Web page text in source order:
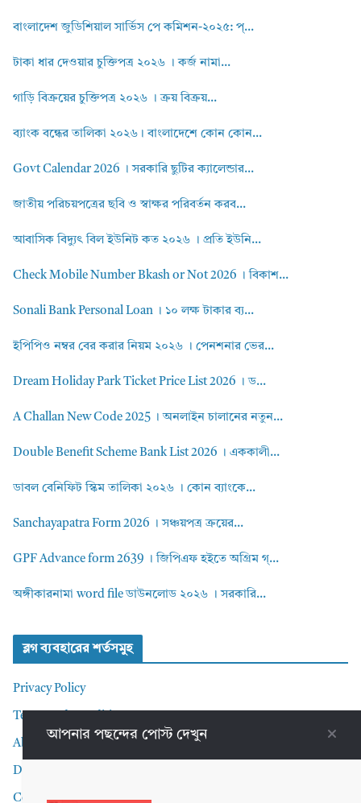
বাংলাদেশ জুডিশিয়াল সার্ভিস পে কমিশন-২০২৫: প্...
টাকা ধার দেওয়ার চুক্তিপত্র ২০২৬ । কর্জ নামা...
গাড়ি বিক্রয়ের চুক্তিপত্র ২০২৬ । ক্রয় বিক্রয়...
ব্যাংক বন্ধের তালিকা ২০২৬। বাংলাদেশে কোন কোন...
Govt Calendar 2026 । সরকারি ছুটির ক্যালেন্ডার...
জাতীয় পরিচয়পত্রের ছবি ও স্বাক্ষর পরিবর্তন করব...
আবাসিক বিদ্যুৎ বিল ইউনিট কত ২০২৬ । প্রতি ইউনি...
Check Mobile Number Bkash or Not 2026 । বিকাশ...
Sonali Bank Personal Loan । ১০ লক্ষ টাকার ব্য...
ইপিপিও নম্বর বের করার নিয়ম ২০২৬ । পেনশনার ভের...
Dream Holiday Park Ticket Price List 2026 । ড...
A Challan New Code 2025 । অনলাইন চালানের নতুন...
Double Benefit Scheme Bank List 2026 । এককালী...
ডাবল বেনিফিট স্কিম তালিকা ২০২৬ । কোন ব্যাংকে...
Sanchayapatra Form 2026 । সঞ্চয়পত্র ক্রয়ের...
GPF Advance form 2639 । জিপিএফ হইতে অগ্রিম গ্...
অঙ্গীকারনামা word file ডাউনলোড ২০২৬ । সরকারি...
ব্লগ ব্যবহারের শর্তসমুহ
Privacy Policy
Terms and Conditions
About me
Disclaimer
Contact Me
আপনার পছন্দের পোস্ট দেখুন